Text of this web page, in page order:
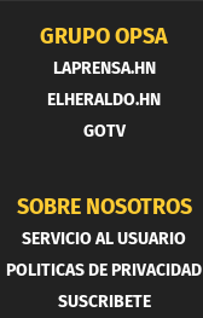
GRUPO OPSA
LAPRENSA.HN
ELHERALDO.HN
GOTV
SOBRE NOSOTROS
SERVICIO AL USUARIO
POLITICAS DE PRIVACIDAD
SUSCRIBETE